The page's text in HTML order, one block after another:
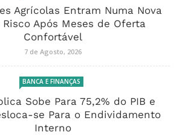
Agrícolas Entram Numa Nova
Risco Após Meses de Oferta
Confortável
7 de Agosto, 2026
BANCA E FINANÇAS
Sobe Para 75,2% do PIB e
se Para o Endividamento
Interno